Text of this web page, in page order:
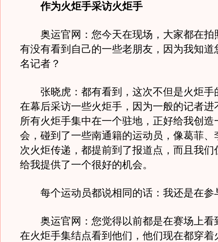
作为火炬手采访火炬手
奥运官网：您今天在现场，大家都在拍
有没有看到自己的一些老朋友，因为我知道
名记者？
张晓虎：都有看到，这次不但是火炬手
在幕后采访一些火炬手，因为一般的记者进
所有火炬手集中在一个驻地，正好给我创造
会，碰到了一些南通籍的运动员，像葛菲、
次火炬传递，都提前到了报道点，而且我们
给我提供了一个很好的机会。
每个运动员都说相同的话：我还是在参
奥运官网：您觉得以前都是在赛场上看
在火炬手集结点看到他们，他们现在都穿着